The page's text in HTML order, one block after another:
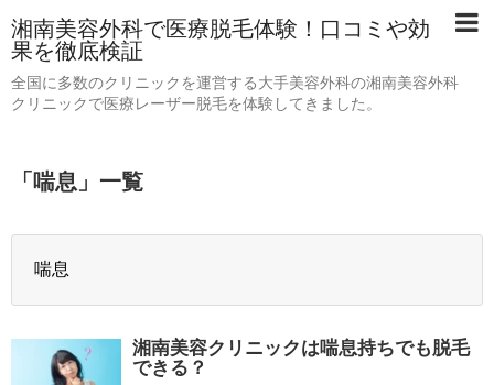
湘南美容外科で医療脱毛体験！口コミや効
果を徹底検証
全国に多数のクリニックを運営する大手美容外科の湘南美容外科
クリニックで医療レーザー脱毛を体験してきました。
「 喘息 」 一覧
喘息
湘南美容クリニックは喘息持ちでも脱毛
できる？